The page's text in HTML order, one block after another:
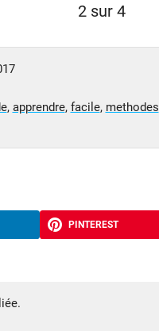
2 sur 4
, apprendre, facile, methodes
PINTEREST